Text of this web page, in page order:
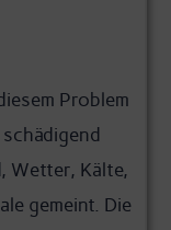
Problem
Wetter, Kälte,
gemeint. Die